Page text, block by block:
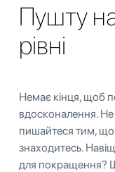
Пушту
рівні
Немає кінця, щоб
вдосконалення. Не
пишайтеся тим, що
знаходитесь.
для покращення?